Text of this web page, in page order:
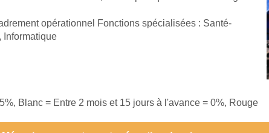
opérationnel Fonctions spécialisées : Santé-
Informatique
Blanc = Entre 2 mois et 15 jours à l'avance = 0%, Rouge